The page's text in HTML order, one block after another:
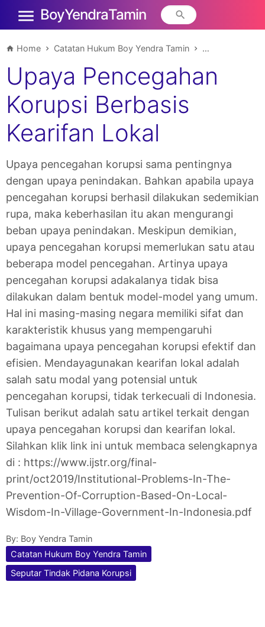
Boy Yendra Tamin
Home Catatan Hukum Boy Yendra Tamin Seputar Tindak
Upaya Pencegahan
Korupsi Berbasis
Kearifan Lokal
Upaya pencegahan korupsi sama pentingnya
dengan upaya penindakan. Bahkan apabila upaya
pencegahan korupsi berhasil dilakukan sedemikian
rupa, maka keberhasilan itu akan mengurangi
beban upaya penindakan. Meskipun demikian,
upaya pencegahan korupsi memerlukan satu atau
beberapa model pencegahan. Artinya upaya
pencegahan korupsi adakalanya tidak bisa
dilakukan dalam bentuk model-model yang umum.
Hal ini masing-masing negara memiliki sifat dan
karakteristik khusus yang mempengaruhi
bagaimana upaya pencegahan korupsi efektif dan
efisien. Mendayagunakan kearifan lokal adalah
salah satu modal yang potensial untuk
pencegahan korupsi, tidak terkecuali di Indonesia.
Tulisan berikut adalah satu artikel terkait dengan
upaya pencegahan korupsi dan kearifan lokal.
Silahkan klik link ini untuk membaca selengkapnya
di : https://www.ijstr.org/final-
print/oct2019/Institutional-Problems-In-The-
Prevention-Of-Corruption-Based-On-Local-
Wisdom-In-Village-Government-In-Indonesia.pdf
By: Boy Yendra Tamin
Catatan Hukum Boy Yendra Tamin
Seputar Tindak Pidana Korupsi